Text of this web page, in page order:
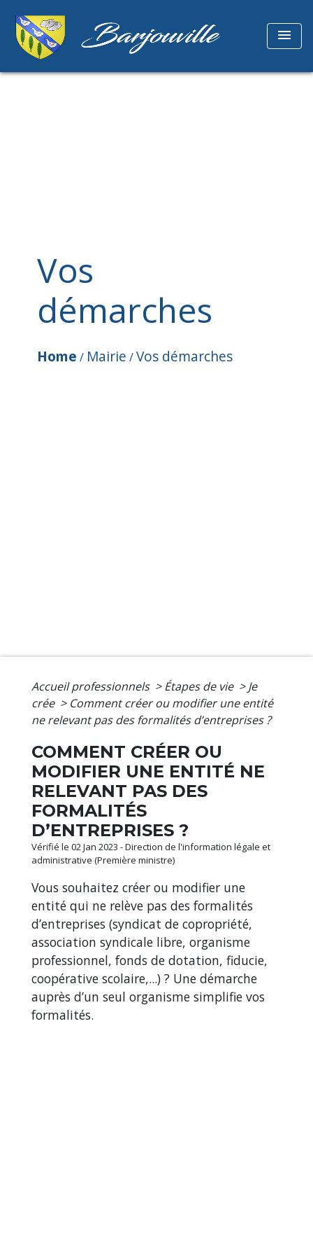
menu
Vos
démarches
Home / Mairie /Vos démarches
Accueil professionnels > Étapes de vie > Je
crée > Comment créer ou modifier une entité
ne relevant pas des formalités d’entreprises ?
COMMENT CRÉER OU
MODIFIER UNE ENTITÉ NE
RELEVANT PAS DES
FORMALITÉS
D’ENTREPRISES ?
Vérifié le 02 Jan 2023 - Direction de l'information légale et
administrative (Première ministre)
Vous souhaitez créer ou modifier une
entité qui ne relève pas des formalités
d’entreprises (syndicat de copropriété,
association syndicale libre, organisme
professionnel, fonds de dotation, fiducie,
coopérative scolaire,...) ? Une démarche
auprès d’un seul organisme simplifie vos
formalités.